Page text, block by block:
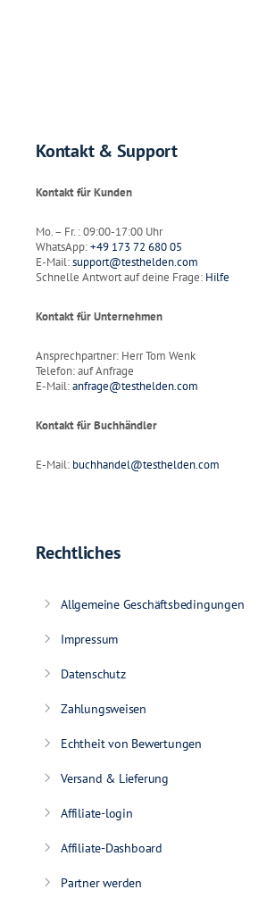
Kontakt & Support
Kontakt für Kunden
Mo. – Fr. : 09:00-17:00 Uhr
WhatsApp:+49 173 72 680 05
E-Mail:support@testhelden.com
Schnelle Antwort auf deine Frage: Hilfe
Kontakt für Unternehmen
Ansprechpartner: Herr Tom Wenk
Telefon: auf Anfrage
E-Mail:anfrage@testhelden.com
Kontakt für Buchhändler
E-Mail: buchhandel@testhelden.com
Rechtliches
Allgemeine Geschäftsbedingungen
Impressum
Datenschutz
Zahlungsweisen
Echtheit von Bewertungen
Versand & Lieferung
Affiliate-login
Affiliate-Dashboard
Partner werden